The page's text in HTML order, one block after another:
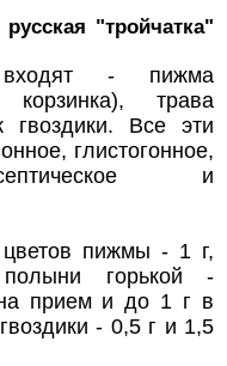
"тройчатка"
- пижма
корзинка), трава
гвоздики. Все эти
глистогонное,
и
пижмы - 1 г,
горькой -
на прием и до 1 г в
- 0,5 г и 1,5